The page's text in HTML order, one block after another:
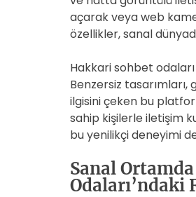
açarak veya web
özellikler, sanal
Hakkari sohbet
Benzersiz tasarımları,
ilgisini çeken bu
sahip kişilerle iletişim
bu yenilikçi deneyimi
Sanal
Odaları’ndaki